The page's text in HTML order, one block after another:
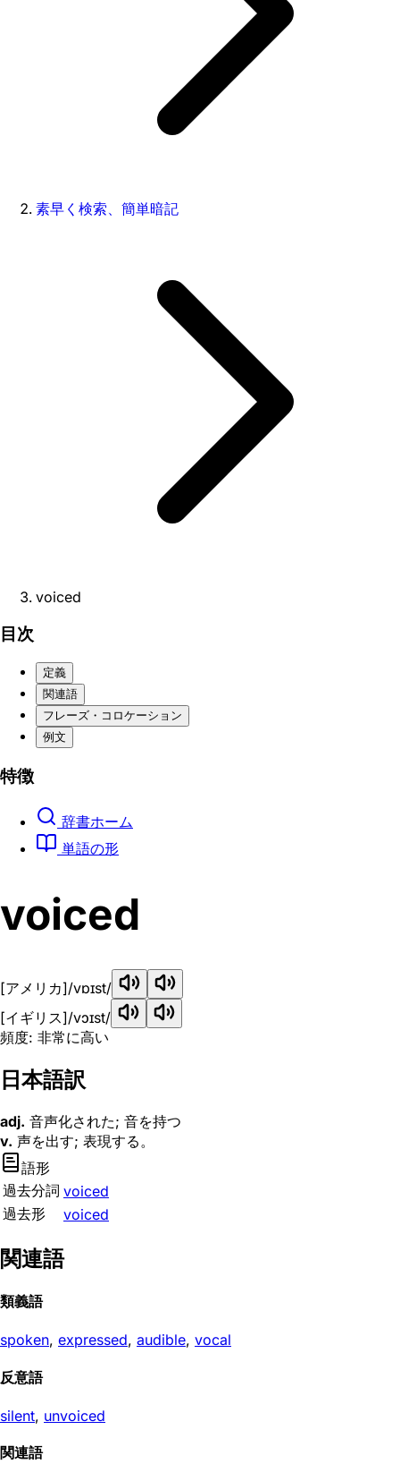
素早く検索、簡単暗記
voiced
目次
定義
関連語
フレーズ・コロケーション
例文
特徴
辞書ホーム
単語の形
voiced
[アメリカ]/vɒɪst/
[イギリス]/vɔɪst/
頻度: 非常に高い
日本語訳
adj. 音声化された; 音を持つ
v. 声を出す; 表現する。
語形
過去分詞 voiced
過去形
voiced
関連語
類義語
spoken, expressed, audible, vocal
反意語
silent, unvoiced
関連語